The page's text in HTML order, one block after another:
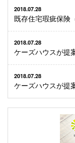
2018.07.28
既存住宅瑕疵保険
2018.07.28
ケーズハウスが提
2018.07.28
ケーズハウスが提